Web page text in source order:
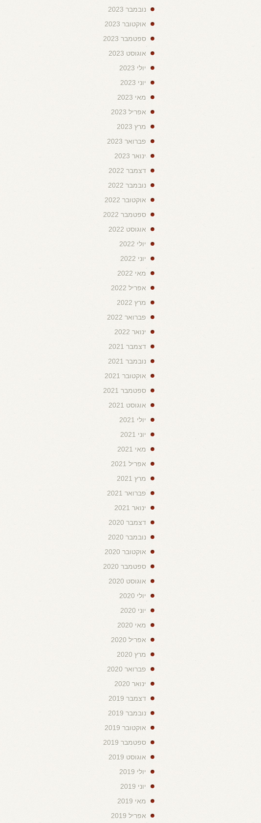
נובמבר 2023
אוקטובר 2023
ספטמבר 2023
אוגוסט 2023
יולי 2023
יוני 2023
מאי 2023
אפריל 2023
מרץ 2023
פברואר 2023
ינואר 2023
דצמבר 2022
נובמבר 2022
אוקטובר 2022
ספטמבר 2022
אוגוסט 2022
יולי 2022
יוני 2022
מאי 2022
אפריל 2022
מרץ 2022
פברואר 2022
ינואר 2022
דצמבר 2021
נובמבר 2021
אוקטובר 2021
ספטמבר 2021
אוגוסט 2021
יולי 2021
יוני 2021
מאי 2021
אפריל 2021
מרץ 2021
פברואר 2021
ינואר 2021
דצמבר 2020
נובמבר 2020
אוקטובר 2020
ספטמבר 2020
אוגוסט 2020
יולי 2020
יוני 2020
מאי 2020
אפריל 2020
מרץ 2020
פברואר 2020
ינואר 2020
דצמבר 2019
נובמבר 2019
אוקטובר 2019
ספטמבר 2019
אוגוסט 2019
יולי 2019
יוני 2019
מאי 2019
אפריל 2019